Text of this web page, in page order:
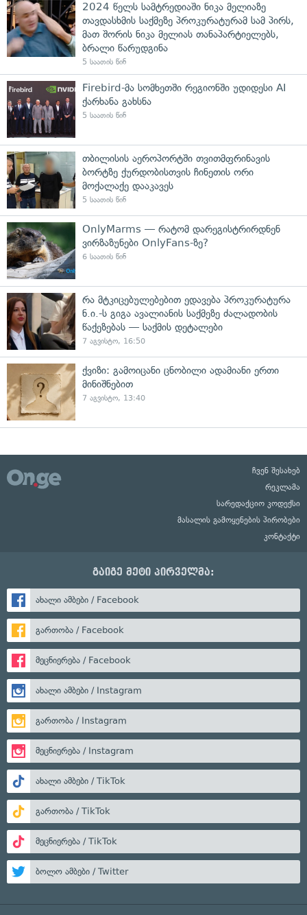
2024 წელს სამტრედიაში ნიკა მელიაზე
თავდასხმის საქმეზე პროკურატურამ სამ პირს,
მათ შორის ნიკა მელიას თანაპარტიელებს,
ბრალი წარუდგინა
5 საათის წინ
Firebird-მა სომხეთში რეგიონში უდიდესი AI
ქარხანა გახსნა
5 საათის წინ
თბილისის აეროპორტში თვითმფრინავის
ბორტზე ქურდობისთვის ჩინეთის ორი
მოქალაქე დააკავეს
5 საათის წინ
OnlyMarms — რატომ დარეგისტრირდნენ
ვირზაზუნები OnlyFans-ზე?
6 საათის წინ
რა მტკიცებულებებით ედავება პროკურატურა
ნ.ი.-ს გიგა ავალიანის საქმეზე ძალადობის
წაქეზებას — საქმის დეტალები
7 აგვისტო, 16:50
ქვიზი: გამოიცანი ცნობილი ადამიანი ერთი
მინიშნებით
7 აგვისტო, 13:40
ჩვენ შესახებ
რეკლამა
სარედაქციო კოდექსი
მასალის გამოყენების პირობები
კონტაქტი
გაიგე მეტი პირველმა:
ახალი ამბები / Facebook
გართობა / Facebook
მეცნიერება / Facebook
ახალი ამბები / Instagram
გართობა / Instagram
მეცნიერება / Instagram
ახალი ამბები / TikTok
გართობა / TikTok
მეცნიერება / TikTok
ბოლო ამბები / Twitter